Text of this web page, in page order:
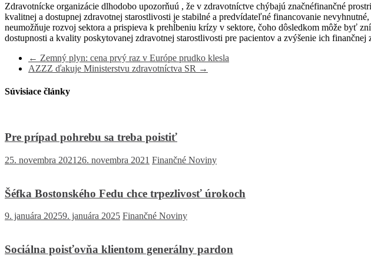
Zdravotnícke organizácie dlhodobo upozorňuú , že v zdravotníctve chýbajú značnéfinančné
kvalitnej a dostupnej zdravotnej starostlivosti je stabilné a predvídateľné financovanie
neumožňuje rozvoj sektora a prispieva k prehĺbeniu krízy v sektore, čoho dôsledkom môže byť
dostupnosti a kvality poskytovanej zdravotnej starostlivosti pre pacientov a zvýšenie ich finančnej
← Zemný plyn: cena prvý raz v Európe prudko klesla
AZZZ ďakuje Ministerstvu zdravotníctva SR →
Súvisiace články
Pre prípad pohrebu sa treba poistiť
25. novembra 2021 26. novembra 2021 Finančné Noviny
Šéfka Bostonského Fedu chce trpezlivosť úrokoch
9. januára 20259. januára 2025 Finančné Noviny
Sociálna poisťovňa klientom generálny pardon